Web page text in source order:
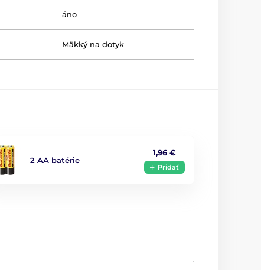
áno
Mäkký na dotyk
2 AA batérie
1,96 €
Pridať